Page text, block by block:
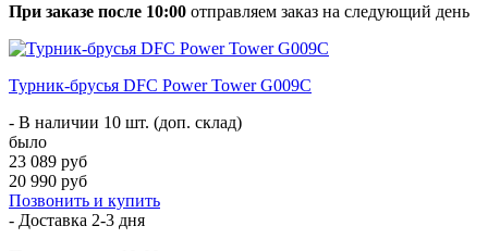
При заказе после 10:00 отправляем заказ на следующий день
Турник-брусья DFC Power Tower G009C
- В наличии 10 шт. (доп. склад)
было
23 089 руб
20 990 руб
Позвонить и купить
- Доставка 2-3 дня